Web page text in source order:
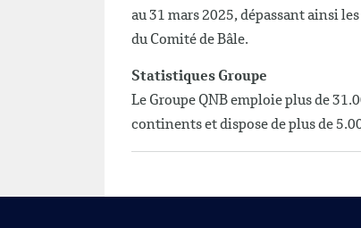
au 31 mars 2025, dépassant ainsi
du Comité de Bâle.
Statistiques Groupe
Le Groupe QNB emploie plus de
continents et dispose de plus de